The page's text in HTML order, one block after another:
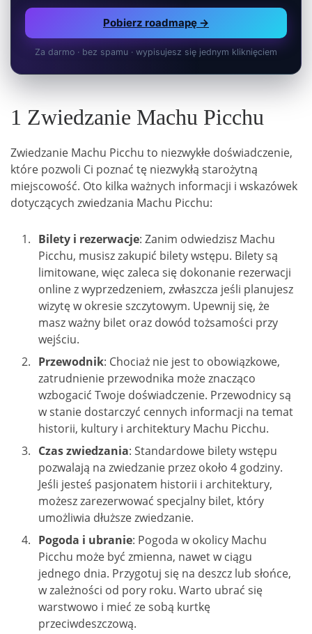
Pobierz roadmapę →
Za darmo · bez spamu · wypisujesz się jednym kliknięciem
1 Zwiedzanie Machu Picchu
Zwiedzanie Machu Picchu to niezwykłe doświadczenie,
które pozwoli Ci poznać tę niezwykłą starożytną
miejscowość. Oto kilka ważnych informacji i wskazówek
dotyczących zwiedzania Machu Picchu:
Bilety i rezerwacje: Zanim odwiedzisz Machu
Picchu, musisz zakupić bilety wstępu. Bilety są
limitowane, więc zaleca się dokonanie rezerwacji
online z wyprzedzeniem, zwłaszcza jeśli planujesz
wizytę w okresie szczytowym. Upewnij się, że
masz ważny bilet oraz dowód tożsamości przy
wejściu.
Przewodnik: Chociaż nie jest to obowiązkowe,
zatrudnienie przewodnika może znacząco
wzbogacić Twoje doświadczenie. Przewodnicy są
w stanie dostarczyć cennych informacji na temat
historii, kultury i architektury Machu Picchu.
Czas zwiedzania: Standardowe bilety wstępu
pozwalają na zwiedzanie przez około 4 godziny.
Jeśli jesteś pasjonatem historii i architektury,
możesz zarezerwować specjalny bilet, który
umożliwia dłuższe zwiedzanie.
Pogoda i ubranie: Pogoda w okolicy Machu
Picchu może być zmienna, nawet w ciągu
jednego dnia. Przygotuj się na deszcz lub słońce,
w zależności od pory roku. Warto ubrać się
warstwowo i mieć ze sobą kurtkę
przeciwdeszczową.